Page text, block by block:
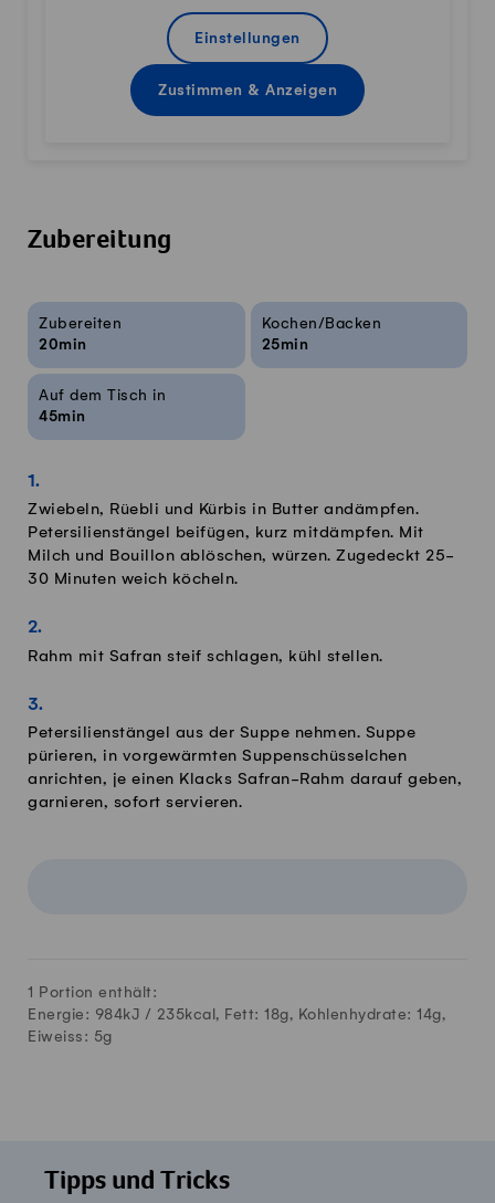
Einstellungen
Zustimmen & Anzeigen
Zubereitung
Rezeptinfos
Zubereiten
20min
Kochen/Backen
25min
Auf dem Tisch in
45min
Zwiebeln, Rüebli und Kürbis in Butter andämpfen.
Petersilienstängel beifügen, kurz mitdämpfen. Mit
Milch und Bouillon ablöschen, würzen. Zugedeckt 25-
30 Minuten weich köcheln.
Rahm mit Safran steif schlagen, kühl stellen.
Petersilienstängel aus der Suppe nehmen. Suppe
pürieren, in vorgewärmten Suppenschüsselchen
anrichten, je einen Klacks Safran-Rahm darauf geben,
garnieren, sofort servieren.
1 Portion enthält:
Energie: 984kJ / 235kcal, Fett: 18g, Kohlenhydrate: 14g,
Eiweiss: 5g
Tipps und Tricks